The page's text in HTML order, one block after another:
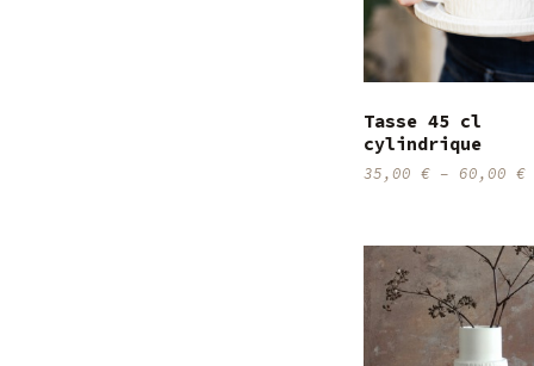
Tasse 45 cl
cylindrique
35,00 €– 60,00 €